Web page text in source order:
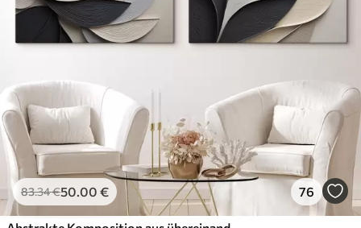
83.34€50.00 € 76